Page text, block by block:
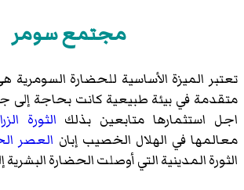
مجتمع سومر
تعتبر الميزة الأساسية للحضارة
متقدمة في بيئة طبيعية كانت بحاجة إلى
اجل استثمارها متابعين بذلك الثورة
معالمها في الهلال الخصيب إبان العصر
الثورة المدينيةالتي أوصلت الحضارة البشرية